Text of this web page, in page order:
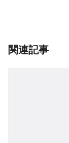
関連記事